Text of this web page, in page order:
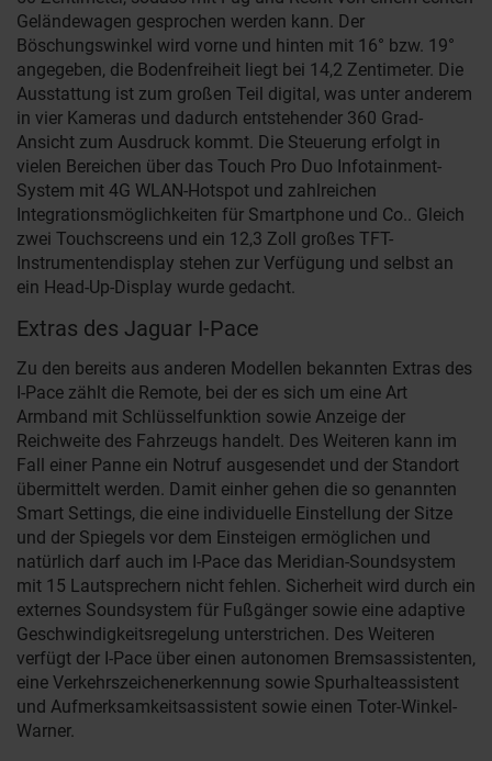
Geländewagen gesprochen werden kann. Der
Böschungswinkel wird vorne und hinten mit 16° bzw. 19°
angegeben, die Bodenfreiheit liegt bei 14,2 Zentimeter. Die
Ausstattung ist zum großen Teil digital, was unter anderem
in vier Kameras und dadurch entstehender 360 Grad-
Ansicht zum Ausdruck kommt. Die Steuerung erfolgt in
vielen Bereichen über das Touch Pro Duo Infotainment-
System mit 4G WLAN-Hotspot und zahlreichen
Integrationsmöglichkeiten für Smartphone und Co.. Gleich
zwei Touchscreens und ein 12,3 Zoll großes TFT-
Instrumentendisplay stehen zur Verfügung und selbst an
ein Head-Up-Display wurde gedacht.
Extras des Jaguar I-Pace
Zu den bereits aus anderen Modellen bekannten Extras des
I-Pace zählt die Remote, bei der es sich um eine Art
Armband mit Schlüsselfunktion sowie Anzeige der
Reichweite des Fahrzeugs handelt. Des Weiteren kann im
Fall einer Panne ein Notruf ausgesendet und der Standort
übermittelt werden. Damit einher gehen die so genannten
Smart Settings, die eine individuelle Einstellung der Sitze
und der Spiegels vor dem Einsteigen ermöglichen und
natürlich darf auch im I-Pace das Meridian-Soundsystem
mit 15 Lautsprechern nicht fehlen. Sicherheit wird durch ein
externes Soundsystem für Fußgänger sowie eine adaptive
Geschwindigkeitsregelung unterstrichen. Des Weiteren
verfügt der I-Pace über einen autonomen Bremsassistenten,
eine Verkehrszeichenerkennung sowie Spurhalteassistent
und Aufmerksamkeitsassistent sowie einen Toter-Winkel-
Warner.